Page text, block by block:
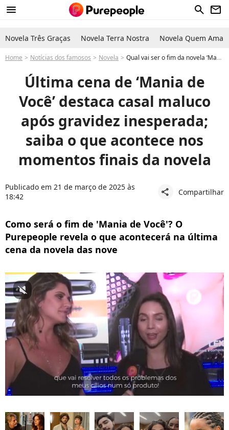
menu search newsletter
Novela Três Graças Novela Terra Nostra Novela Quem Ama
Home Notícias dos famosos Novela Qual vai ser o fim da novela ‘Mania de Você’? Sem mistério, última cena da novela envolve ridículo casal e filha após gravidez inesperada
Última cena de ‘Mania de
Você’ destaca casal maluco
após gravidez inesperada;
saiba o que acontece nos
momentos finais da novela
Publicado em 21 de março de 2025 às
18:42
share Compartilhar
Como será o fim de 'Mania de Você'? O
Purepeople revela o que acontecerá na última
cena da novela das nove